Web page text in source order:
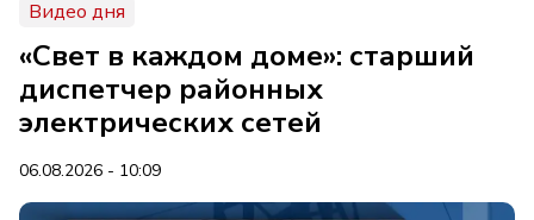
Видео дня
«Свет в каждом доме»: старший
диспетчер районных
электрических сетей
06.08.2026 - 10:09